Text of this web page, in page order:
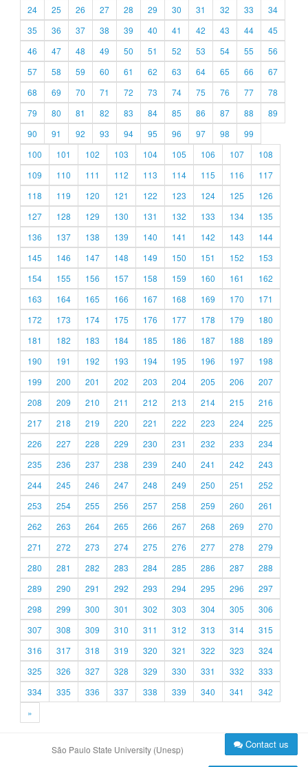
24
25 26 27 28 29 30 31 32 33
34
35
36 37 38 39 40 41 42 43 44
45
46
47 48 49 50 51 52 53 54 55
56
57
58 59 60 61 62 63 64 65 66
67
68
69 70 71 72 73 74 75 76 77
78
79
80 81 82 83 84 85 86 87 88
89
90
91 92 93 94 95 96 97 98
99
100
101 102 103 104 105 106 107
108
109
110 111 112 113 114 115 116
117
118
119 120 121 122 123 124 125
126
127
128 129 130 131 132 133 134
135
136
137 138 139 140 141 142 143
144
145
146 147 148 149 150 151 152
153
154
155 156 157 158 159 160 161
162
163
164 165 166 167 168 169 170
171
172
173 174 175 176 177 178 179
180
181
182 183 184 185 186 187 188
189
190
191 192 193 194 195 196 197
198
199
200 201 202 203 204 205 206
207
208
209 210 211 212 213 214 215
216
217
218 219 220 221 222 223 224
225
226
227 228 229 230 231 232 233
234
235
236 237 238 239 240 241 242
243
244
245 246 247 248 249 250 251
252
253
254 255 256 257 258 259 260
261
262
263 264 265 266 267 268 269
270
271
272 273 274 275 276 277 278
279
280
281 282 283 284 285 286 287
288
289
290 291 292 293 294 295 296
297
298
299 300 301 302 303 304 305
306
307
308 309 310 311 312 313 314
315
316
317 318 319 320 321 322 323
324
325
326 327 328 329 330 331 332
333
334
335 336 337 338 339 340 341
342
»
São Paulo State University (Unesp) Contact us